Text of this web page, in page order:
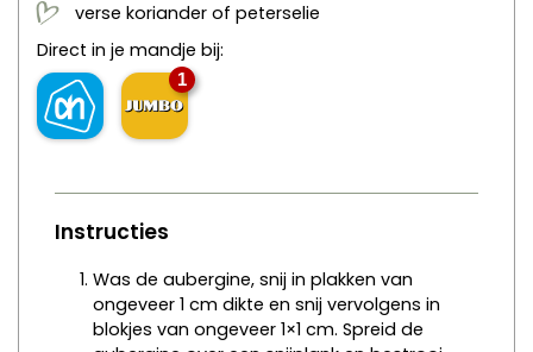
verse koriander of peterselie
Direct in je mandje bij:
1
Instructies
Was de aubergine, snij in plakken van
ongeveer 1 cm dikte en snij vervolgens in
blokjes van ongeveer 1×1 cm. Spreid de